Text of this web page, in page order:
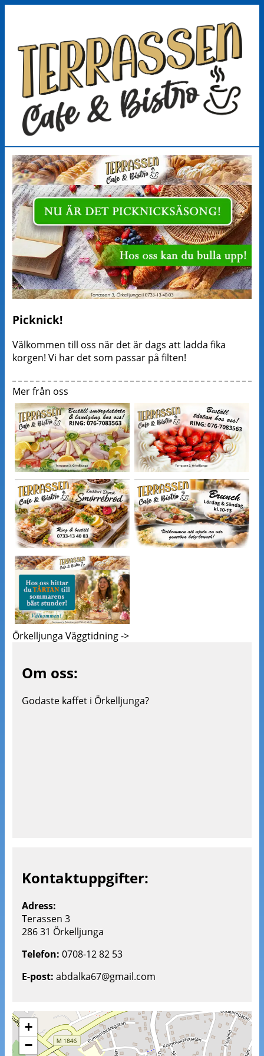
Picknick!
Välkommen till oss när det är dags att ladda fika
korgen! Vi har det som passar på filten!
Mer från oss
Örkelljunga Väggtidning ->
Om oss:
Godaste kaffet i Örkelljunga?
Kontaktuppgifter:
Adress:
Terassen 3
286 31 Örkelljunga
Telefon: 0708-12 82 53
E-post: abdalka67@gmail.com
+
−